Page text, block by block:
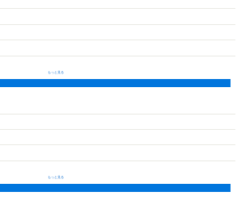
もっと見る
もっと見る